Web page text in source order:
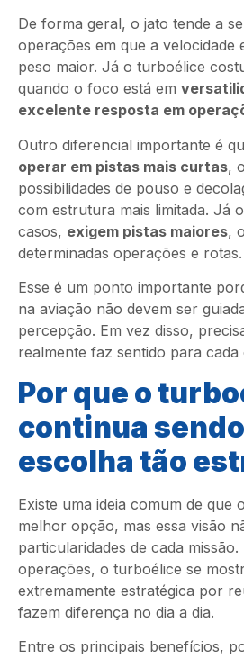
De forma geral, o jato tende a
operações em que a velocidade
peso maior. Já o turboélice
quando o foco está em
excelente resposta em
Outro diferencial importante é
operar em pistas mais curtas,
possibilidades de pouso e
com estrutura mais limitada. Já
casos, exigem pistas maiores,
determinadas operações e rotas.
Esse é um ponto importante
na aviação não devem ser
percepção. Em vez disso,
realmente faz sentido para
Por que o
continua
escolha tão
Existe uma ideia comum de que
melhor opção, mas essa visão
particularidades de cada missão.
operações, o turboélice se
extremamente estratégica por
fazem diferença no dia a dia.
Entre os principais benefícios,